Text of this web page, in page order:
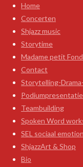
Home
Concerten
Shjazz music
Storytime
Madame petit
Contact
Storytelling-
Podiumpresentatie
Teambuilding
Spoken Word
SEL sociaal
ShjazzArt & Shop
Bio